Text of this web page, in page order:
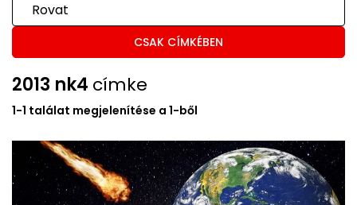
Rovat
CSAK CÍMKÉBEN
2013 nk4 címke
1-1 találat megjelenítése a 1-ből